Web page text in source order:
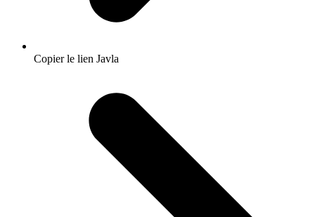
Copier le lien Javla